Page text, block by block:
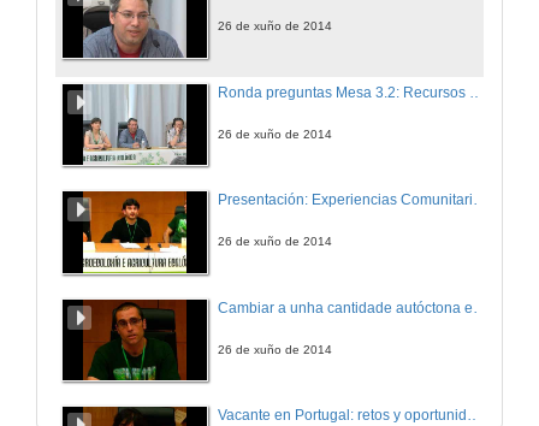
26 de xuño de 2014
26 de xuño de 2014
Presentación: Experiencias Comunitarias
26 de xuño de 2014
26 de xuño de 2014
Vacante en Portugal: retos y oportunidades para las instituciones y comunidades en tiempos de crisis